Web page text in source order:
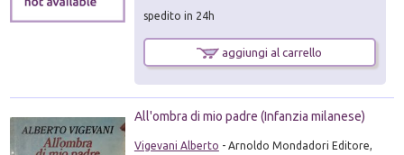
spedito in 24h
aggiungi al carrello
All'ombra di mio padre (Infanzia milanese)
Vigevani Alberto - Arnoldo Mondadori Editore,